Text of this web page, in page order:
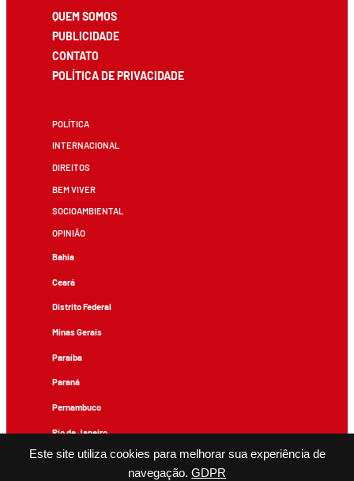
Este site utiliza cookies para melhorar sua experiência de
navegação. GDPR
QUEM SOMOS
PUBLICIDADE
CONTATO
POLÍTICA DE PRIVACIDADE
POLÍTICA
INTERNACIONAL
DIREITOS
BEM VIVER
SOCIOAMBIENTAL
OPINIÃO
Bahia
Ceará
Distrito Federal
Minas Gerais
Paraíba
Paraná
Pernambuco
Rio de Janeiro
Rio Grande do Sul